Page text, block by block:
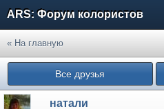
ARS: Форум колористов
« На главную
Все друзья
натали